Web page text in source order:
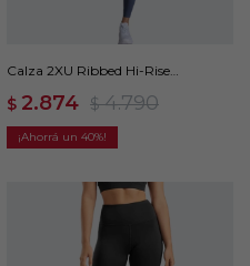
Calza 2XU Ribbed Hi-Rise
$ 2.874 $ 4.790
40